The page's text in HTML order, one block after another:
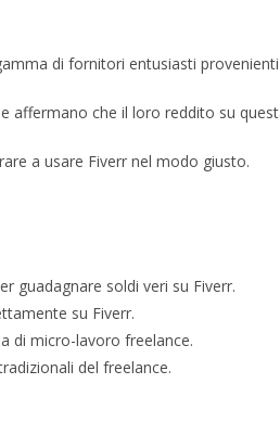
di fornitori entusiasti
affermano che il loro reddito su
a usare Fiverr nel modo giusto.
guadagnare soldi veri su Fiverr.
su Fiverr.
di micro-lavoro freelance.
del freelance.